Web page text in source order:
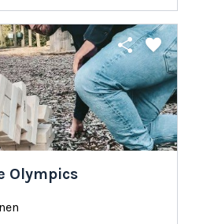
share favorite
Olympics